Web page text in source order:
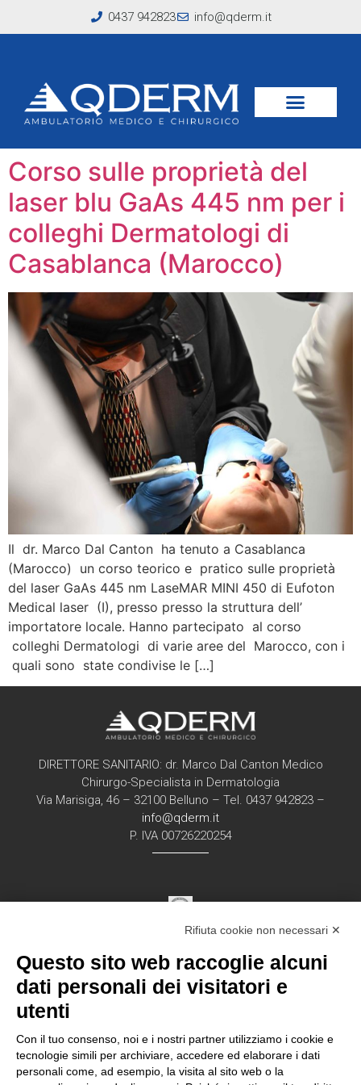
0437 942823 info@qderm.it
Tag:laser pigmento
specifico
Corso sulle proprietà del
laser blu GaAs 445 nm per i
colleghi Dermatologi di
Casablanca (Marocco)
Il dr. Marco Dal Canton ha tenuto a Casablanca
(Marocco) un corso teorico e pratico sulle proprietà
del laser GaAs 445 nm LaseMAR MINI 450 di Eufoton
Medical laser (I), presso presso la struttura dell’
importatore locale. Hanno partecipato al corso
colleghi Dermatologi di varie aree del Marocco, con i
quali sono state condivise le […]
DIRETTORE SANITARIO: dr. Marco Dal Canton Medico
Chirurgo-Specialista in Dermatologia
Via Marisiga, 46 – 32100 Belluno – Tel. 0437 942823 –
info@qderm.it
P. IVA 00726220254
per la erogazione di servizi medici e chirurgici di
diagnosi e cura nell’ambito
della disciplina della Dermatologia in regime
Rifiuta cookie non necessari ✕
Questo sito web raccoglie alcuni
dati personali dei visitatori e
utenti
Con il tuo consenso, noi e i nostri partner utilizziamo i cookie e
tecnologie simili per archiviare, accedere ed elaborare i dati
personali come, ad esempio, la visita al sito web o la